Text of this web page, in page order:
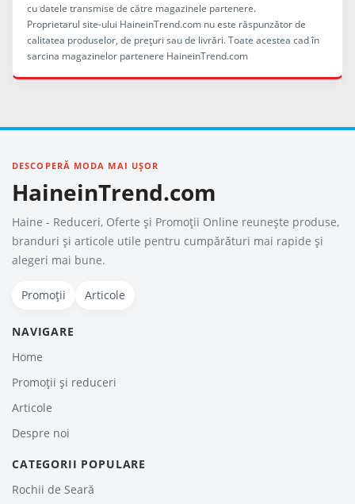
cu datele transmise de către magazinele partenere.
Proprietarul site-ului HaineinTrend.com nu este răspunzător de
calitatea produselor, de preţuri sau de livrări. Toate acestea cad în
sarcina magazinelor partenere HaineinTrend.com
DESCOPERĂ MODA MAI UȘOR
HaineinTrend.com
Haine - Reduceri, Oferte şi Promoţii Online reunește produse,
branduri și articole utile pentru cumpărături mai rapide și
alegeri mai bune.
Promoții Articole
NAVIGARE
Home
Promoții și reduceri
Articole
Despre noi
CATEGORII POPULARE
Rochii de Seară